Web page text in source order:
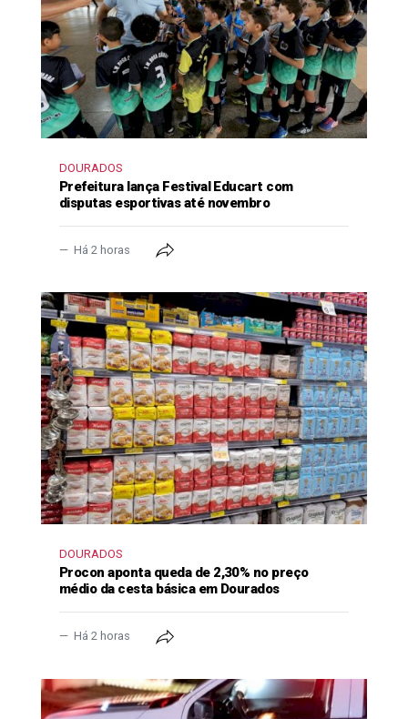
DOURADOS
Prefeitura lança Festival Educart com
disputas esportivas até novembro
Há 2 horas
DOURADOS
Procon aponta queda de 2,30% no preço
médio da cesta básica em Dourados
Há 2 horas